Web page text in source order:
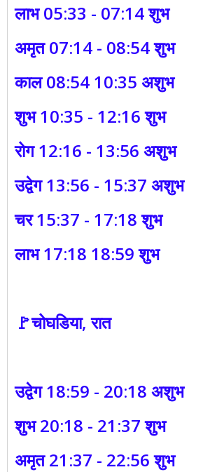
लाभ 05:33 - 07:14 शुभ
अमृत 07:14 - 08:54 शुभ
काल 08:54 10:35 अशुभ
शुभ 10:35 - 12:16 शुभ
रोग 12:16 - 13:56 अशुभ
उद्वेग 13:56 - 15:37 अशुभ
चर 15:37 - 17:18 शुभ
लाभ 17:18 18:59 शुभ
🚩चोघडिया, रात
उद्वेग 18:59 - 20:18 अशुभ
शुभ 20:18 - 21:37 शुभ
अमृत 21:37 - 22:56 शुभ